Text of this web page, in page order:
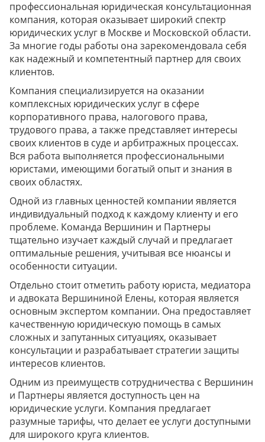
профессиональная юридическая консультационная
компания, которая оказывает широкий спектр
юридических услуг в Москве и Московской области.
За многие годы работы она зарекомендовала себя
как надежный и компетентный партнер для своих
клиентов.
Компания специализируется на оказании
комплексных юридических услуг в сфере
корпоративного права, налогового права,
трудового права, а также представляет интересы
своих клиентов в суде и арбитражных процессах.
Вся работа выполняется профессиональными
юристами, имеющими богатый опыт и знания в
своих областях.
Одной из главных ценностей компании является
индивидуальный подход к каждому клиенту и его
проблеме. Команда Вершинин и Партнеры
тщательно изучает каждый случай и предлагает
оптимальные решения, учитывая все нюансы и
особенности ситуации.
Отдельно стоит отметить работу юриста, медиатора
и адвоката Вершининой Елены, которая является
основным экспертом компании. Она предоставляет
качественную юридическую помощь в самых
сложных и запутанных ситуациях, оказывает
консультации и разрабатывает стратегии защиты
интересов клиентов.
Одним из преимуществ сотрудничества с Вершинин
и Партнеры является доступность цен на
юридические услуги. Компания предлагает
разумные тарифы, что делает ее услуги доступными
для широкого круга клиентов.